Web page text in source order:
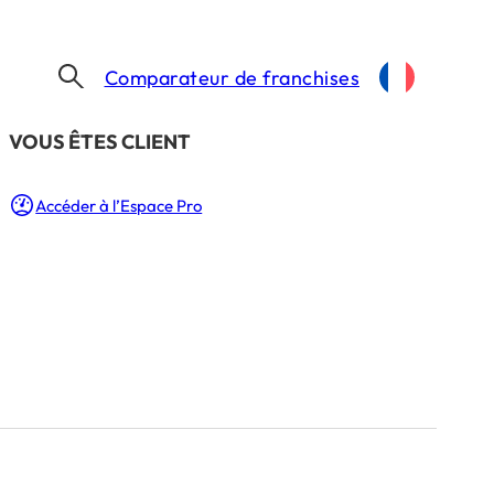
​VOUS ÊTES CLIENT
Accéder à l’Espace Pro
Comparateur de franchises